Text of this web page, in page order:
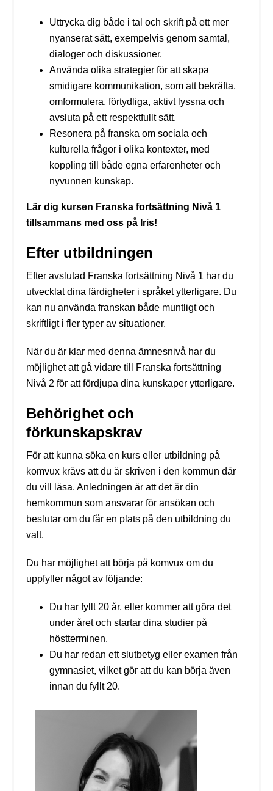
Uttrycka dig både i tal och skrift på ett mer
nyanserat sätt, exempelvis genom samtal,
dialoger och diskussioner.
Använda olika strategier för att skapa
smidigare kommunikation, som att bekräfta,
omformulera, förtydliga, aktivt lyssna och
avsluta på ett respektfullt sätt.
Resonera på franska om sociala och
kulturella frågor i olika kontexter, med
koppling till både egna erfarenheter och
nyvunnen kunskap.
Lär dig kursen Franska fortsättning Nivå 1
tillsammans med oss på Iris!
Efter utbildningen
Efter avslutad Franska fortsättning Nivå 1 har du
utvecklat dina färdigheter i språket ytterligare. Du
kan nu använda franskan både muntligt och
skriftligt i fler typer av situationer.
När du är klar med denna ämnesnivå har du
möjlighet att gå vidare till Franska fortsättning
Nivå 2 för att fördjupa dina kunskaper ytterligare.
Behörighet och
förkunskapskrav
För att kunna söka en kurs eller utbildning på
komvux krävs att du är skriven i den kommun där
du vill läsa. Anledningen är att det är din
hemkommun som ansvarar för ansökan och
beslutar om du får en plats på den utbildning du
valt.
Du har möjlighet att börja på komvux om du
uppfyller något av följande:
Du har fyllt 20 år, eller kommer att göra det
under året och startar dina studier på
höstterminen.
Du har redan ett slutbetyg eller examen från
gymnasiet, vilket gör att du kan börja även
innan du fyllt 20.